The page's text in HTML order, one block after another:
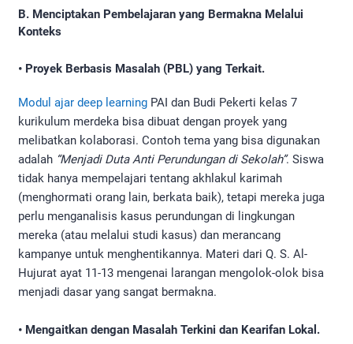
B. Menciptakan Pembelajaran yang Bermakna Melalui
Konteks
• Proyek Berbasis Masalah (PBL) yang Terkait.
Modul ajar deep learning PAI dan Budi Pekerti kelas 7
kurikulum merdeka bisa dibuat dengan proyek yang
melibatkan kolaborasi. Contoh tema yang bisa digunakan
adalah “Menjadi Duta Anti Perundungan di Sekolah”. Siswa
tidak hanya mempelajari tentang akhlakul karimah
(menghormati orang lain, berkata baik), tetapi mereka juga
perlu menganalisis kasus perundungan di lingkungan
mereka (atau melalui studi kasus) dan merancang
kampanye untuk menghentikannya. Materi dari Q. S. Al-
Hujurat ayat 11-13 mengenai larangan mengolok-olok bisa
menjadi dasar yang sangat bermakna.
• Mengaitkan dengan Masalah Terkini dan Kearifan Lokal.